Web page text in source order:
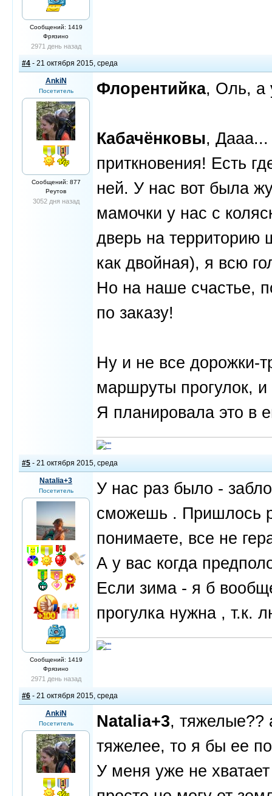
Сообщений: 1419
Фрязино
2971 день назад
#4 - 21 октября 2015, среда
AnkiN
Посетитель
Сообщений: 877
Реутов
3052 дня назад
Флорентийка, Оль, а
Кабачёнковы, Дааа...
приткновения! Есть
ней. У нас вот была
мамочки у нас с
дверь на территорию
как двойная), я всю
Но на наше счастье,
по заказу!
Ну и не все дорожки-
маршруты прогулок,
Я планировала это в
#5 - 21 октября 2015, среда
Natalia+3
Посетитель
Сообщений: 1419
Фрязино
2971 день назад
У нас раз было -
сможешь . Пришлось
понимаете, все не
А у вас когда
Если зима - я б
прогулка нужна , т.к.
#6 - 21 октября 2015, среда
AnkiN
Посетитель Natalia+3, тяжелые??
тяжелее, то я бы ее
У меня уже не